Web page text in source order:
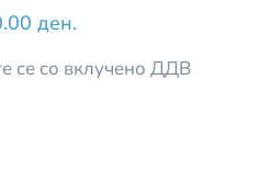
ден.
се со вклучено ДДВ